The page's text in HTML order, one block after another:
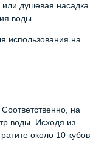
душевая насадка
воды.
использования на
на
воды. Исходя из
около 10 кубов